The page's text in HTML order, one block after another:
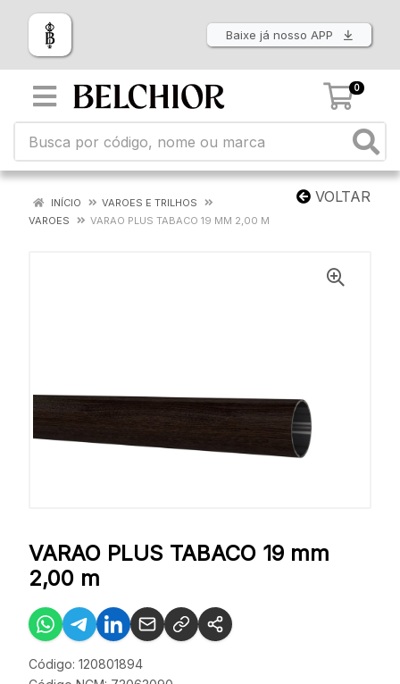
Baixe já nosso APP
0
VOLTAR
INÍCIO
VAROES E TRILHOS
VAROES
VARAO PLUS TABACO 19 MM 2,00 M
VARAO PLUS TABACO 19 mm
2,00 m
Código: 120801894